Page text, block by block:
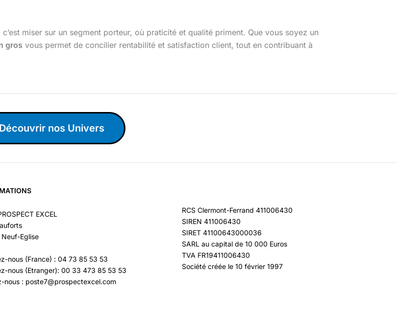
c’est miser sur un segment porteur, où praticité et qualité priment. Que vous soyez un
gros vous permet de concilier rentabilité et satisfaction client, tout en contribuant à
Découvrir nos Univers
EXCEL
Eglise
nous (France) : 04 73 85 53 53
nous (Etranger): 00 33 473 85 53 53
nous : poste7@prospectexcel.com
RCS Clermont-Ferrand 411006430
SIREN 411006430
SIRET 41100643000036
SARL au capital de 10 000 Euros
TVA FR19411006430
Société créée le 10 février 1997